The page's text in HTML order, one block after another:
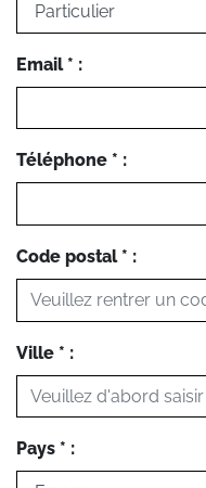
Email * :
Téléphone * :
Code postal * :
Ville * :
Pays * :